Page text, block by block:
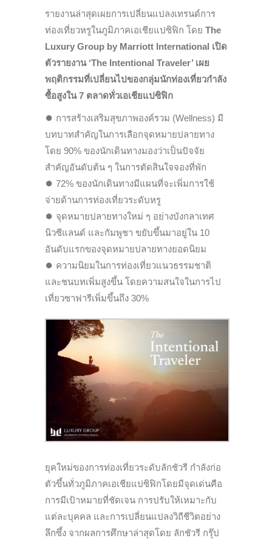
รายงานล่าสุดเผยการเปลี่ยนแปลงเทรนด์การ
ท่องเที่ยวหรูในภูมิภาคเอเชียแปซิฟิก โดย The
Luxury Group by Marriott International เปิด
ตัวรายงาน ‘The Intentional Traveler’ เผย
พฤติกรรมที่เปลี่ยนไปของกลุ่มนักท่องเที่ยวกำลัง
ซื้อสูงใน 7 ตลาดทั่วเอเชียแปซิฟิก
⏺ การสร้างเสริมสุขภาพองค์รวม (Wellness) มี
บทบาทสำคัญในการเลือกจุดหมายปลายทาง
โดย 90% ของนักเดินทางมองว่าเป็นปัจจัย
สำคัญอันดับต้น ๆ ในการตัดสินใจจองที่พัก
⏺ 72% ของนักเดินทางมีแผนที่จะเพิ่มการใช้
จ่ายด้านการท่องเที่ยวระดับหรู
⏺ จุดหมายปลายทางใหม่ ๆ อย่างบังกลาเทศ
นิวซีแลนด์ และกัมพูชา ขยับขึ้นมาอยู่ใน 10
อันดับแรกของจุดหมายปลายทางยอดนิยม
⏺ ความนิยมในการท่องเที่ยวแนวธรรมชาติ
และชนบทเพิ่มสูงขึ้น โดยความสนใจในการไป
เที่ยวซาฟารีเพิ่มขึ้นถึง 30%
ยุคใหม่ของการท่องเที่ยวระดับลักชัวรี กำลังก่อ
ตัวขึ้นทั่วภูมิภาคเอเชียแปซิฟิกโดยมีจุดเด่นคือ
การมีเป้าหมายที่ชัดเจน การปรับให้เหมาะกับ
แต่ละบุคคล และการเปลี่ยนแปลงวิถีชีวิตอย่าง
ลึกซึ้ง จากผลการศึกษาล่าสุดโดย ลักชัวรี กรุ๊ป